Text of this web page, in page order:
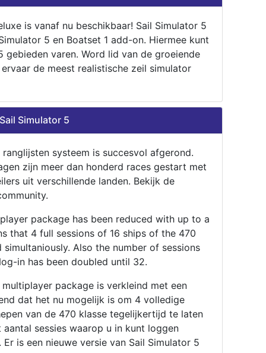
is vanaf nu beschikbaar! Sail Simulator 5
5 en Boatset 1 add-on. Hiermee kunt
gebieden varen. Word lid van de groeiende
de meest realistische zeil simulator
Simulator 5
systeem is succesvol afgerond.
zijn meer dan honderd races gestart met
uit verschillende landen. Bekijk de
package has been reduced with up to a
that 4 full sessions of 16 ships of the 470
simultaniously. Also the number of sessions
in has been doubled until 32.
package is verkleind met een
dat het nu mogelijk is om 4 volledige
van de 470 klasse tegelijkertijd te laten
aantal sessies waarop u in kunt loggen
is een nieuwe versie van Sail Simulator 5